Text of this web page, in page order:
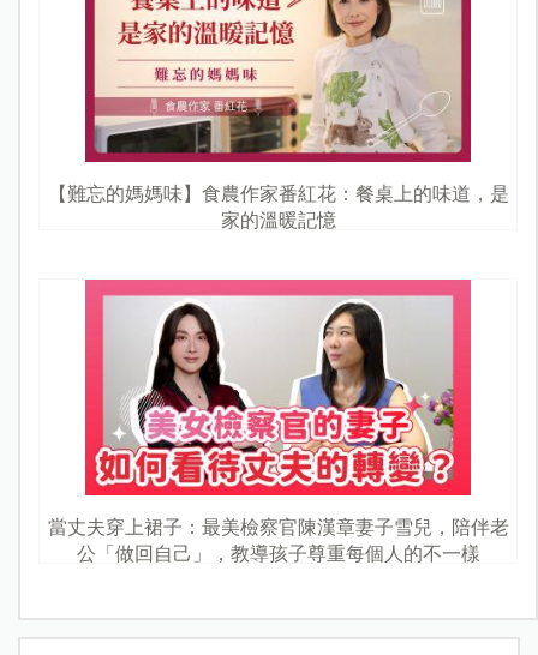
【難忘的媽媽味】食農作家番紅花：餐桌上的味道，是
家的溫暖記憶
當丈夫穿上裙子：最美檢察官陳漢章妻子雪兒，陪伴老
公「做回自己」，教導孩子尊重每個人的不一樣